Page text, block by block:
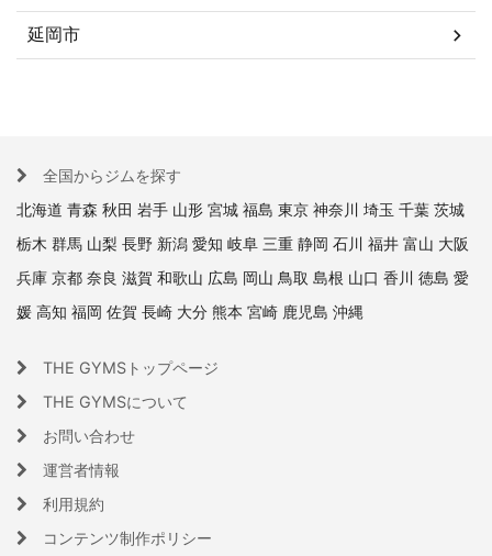
延岡市
全国からジムを探す
北海道 青森 秋田 岩手 山形 宮城 福島 東京 神奈川 埼玉 千葉 茨城
栃木 群馬 山梨 長野 新潟 愛知 岐阜 三重 静岡 石川 福井 富山 大阪
兵庫 京都 奈良 滋賀 和歌山 広島 岡山 鳥取 島根 山口 香川 徳島 愛
媛 高知 福岡 佐賀 長崎 大分 熊本 宮崎 鹿児島 沖縄
THE GYMSトップページ
THE GYMSについて
お問い合わせ
運営者情報
利用規約
コンテンツ制作ポリシー